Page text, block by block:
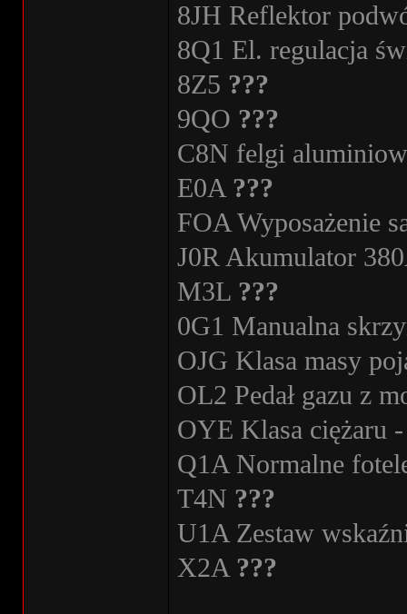
8JH Reflektor
8Q1 El. regulacja
8Z5 ???
9QO ???
C8N felgi
E0A ???
FOA Wyposażenie
J0R Akumulator
M3L ???
0G1 Manualna
OJG Klasa masy
OL2 Pedał gazu z
OYE Klasa ciężaru
Q1A Normalne
T4N ???
U1A Zestaw
X2A ???